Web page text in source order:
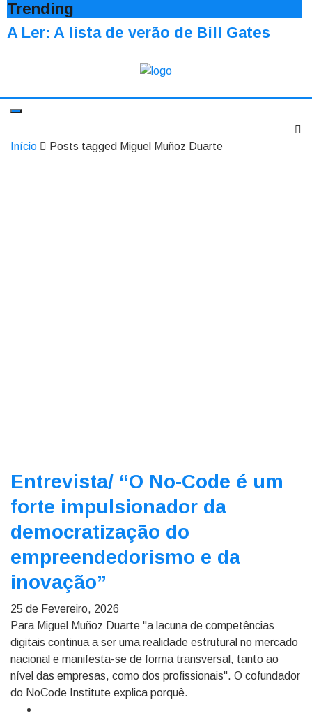
Trending
A Ler: A lista de verão de Bill Gates
Início Posts tagged Miguel Muñoz Duarte
Entrevista/ “O No-Code é um
forte impulsionador da
democratização do
empreendedorismo e da
inovação”
25 de Fevereiro, 2026
Para Miguel Muñoz Duarte "a lacuna de competências
digitais continua a ser uma realidade estrutural no mercado
nacional e manifesta-se de forma transversal, tanto ao
nível das empresas, como dos profissionais". O cofundador
do NoCode Institute explica porquê.